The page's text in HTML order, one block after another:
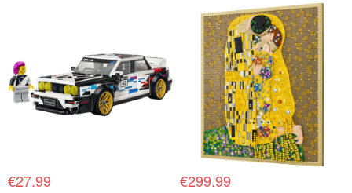
€27.99 €299.99